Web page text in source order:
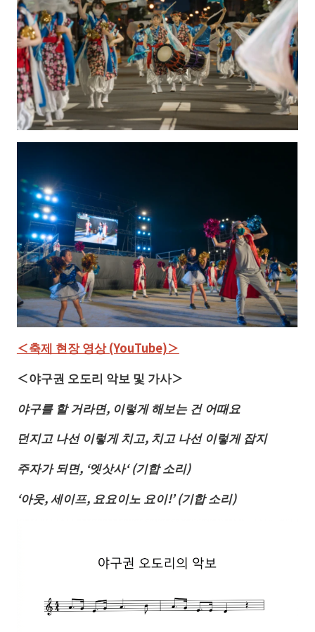
＜축제 현장 영상 (YouTube)＞
＜야구권 오도리 악보 및 가사＞
야구를 할 거라면, 이렇게 해보는 건 어때요
던지고 나선 이렇게 치고, 치고 나선 이렇게 잡지
주자가 되면, ‘엣삿사‘ (기합 소리)
‘아웃,세이프, 요요이노 요이!’ (기합소리)